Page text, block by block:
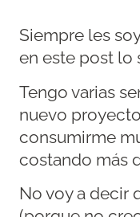
Siempre les
en este post lo
Tengo varias
nuevo
consumirme
costando más
No voy a decir